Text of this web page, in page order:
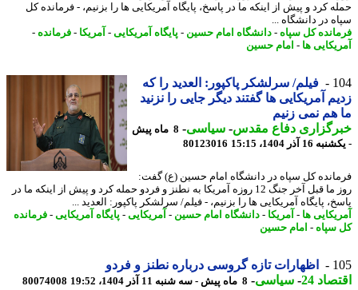
کرد و پیش از اینکه ما در پاسخ، پایگاه آمریکایی ها را بزنیم، - فرمانده کل
در دانشگاه ...
کل سپاه-دانشگاه امام حسین-پایگاه آمریکایی-آمریکا- فرمانده-
ها- امام حسین
فیلم/ سرلشکر پاکپور: العدید را که
آمریکایی ها گفتند دیگر جایی را نزنید
هم نمی زنیم
دفاع مقدس-سیاسی-
8 ماه پیش
آذر 1404، 15:15
80123016
کل سپاه در دانشگاه امام حسین (ع) گفت:
روز ما قبل آخر جنگ 12 روزه آمریکا به نطنز و فردو حمله کرد و پیش از اینکه ما در
پایگاه آمریکایی ها را بزنیم، - فیلم/ سرلشکر پاکپور: العدید ...
ها- آمریکا- دانشگاه امام حسین-آمریکایی-پایگاه آمریکایی-فرمانده
-امام حسین
اظهارات تازه گروسی درباره نطنز و فردو
24
-سیاسی-8 ماه پیش - سه شنبه 11 آذر 1404، 19:52 80074008